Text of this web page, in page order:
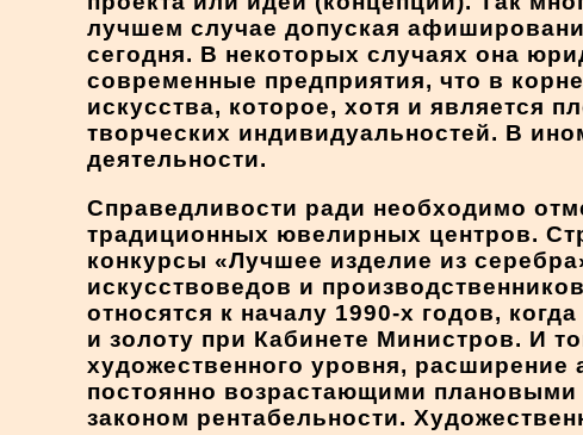
лучшем случае допуская
сегодня. В некоторых случаях она
современные предприятия, что в
искусства, которое, хотя и является
творческих индивидуальностей. В
деятельности.
Справедливости ради необходимо
традиционных ювелирных центров.
конкурсы «Лучшее изделие из
искусствоведов и
относятся к началу 1990-х годов,
и золоту при Кабинете Министров. И
художественного уровня,
постоянно возрастающими плановыми
законом рентабельности.